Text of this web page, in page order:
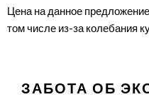
Цена на данное
том числе из-за колебания
ЗАБОТА ОБ